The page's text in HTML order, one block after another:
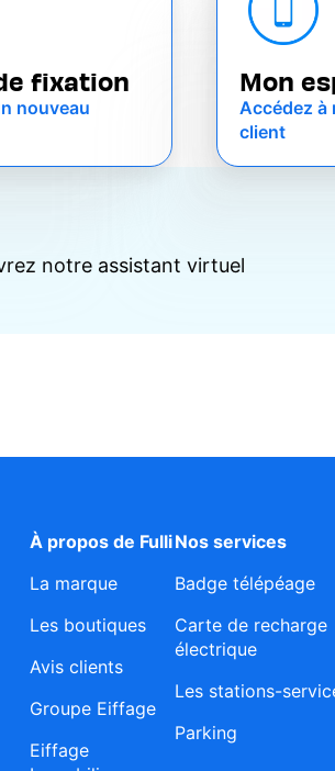
fixation
nouveau
Mon
Accédez à
client
notre assistant virtuel
À propos de Fulli
La marque
Les boutiques
Avis clients
Groupe Eiffage
Eiffage
Nos services
Badge télépéage
Carte de recharge
électrique
Les stations-
Parking